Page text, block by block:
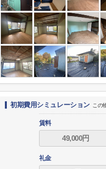
初期費用シミュレーション この
賃料
礼金